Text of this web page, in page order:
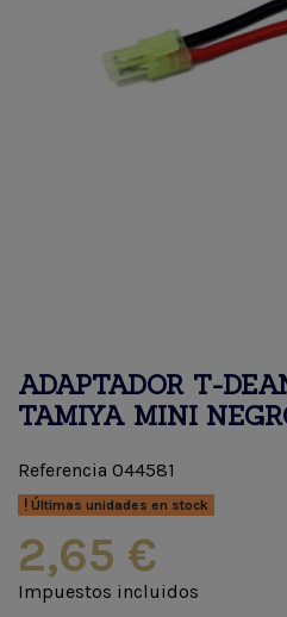
ADAPTADOR T-
TAMIYA MINI
Referencia 044581
Últimas unidades en stock
2,65 €
Impuestos incluidos